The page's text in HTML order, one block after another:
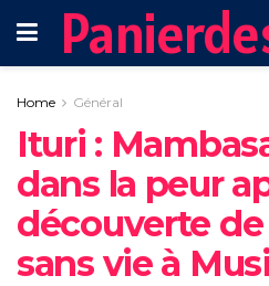
Home Général
Ituri :
dans la peur
découverte
sans vie à